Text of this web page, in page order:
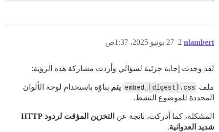
nlambert 27 يونيو 2025، 1:37ص 2
لقد وجدت إجابة جزئية لسؤالي وأردت مشاركة هذه الرؤية:
ملف embed_[digest].css يتم بناؤه باستخدام لوحة الألوان
المحددة للموضوع النشط.
المشكلة، كما أدركت، ناتجة عن
التخزين المؤقت لردود HTTP
شديد العدوانية.